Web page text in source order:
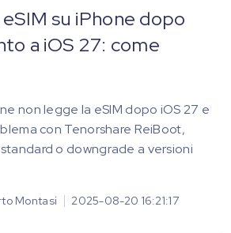
su iPhone dopo
a iOS 27: come
non legge la eSIM dopo iOS 27 e
con Tenorshare ReiBoot,
o downgrade a versioni
Montasi 2025-08-20 16:21:17